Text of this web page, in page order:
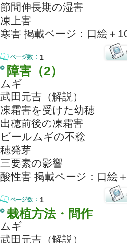
節間伸長期の湿害
凍上害
寒害 掲載ページ：口絵＋
1
障害（2）
ムギ
武田元吉（解説）
凍霜害を受けた幼穂
出穂前後の凍霜害
ビールムギの不稔
穂発芽
三要素の影響
酸性害 掲載ページ：口絵
1
栽植方法・間作
ムギ
武田元吉（解説）